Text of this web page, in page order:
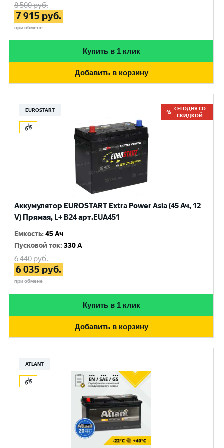
8 500руб.
7 915 руб.
при обмене
Купить в 1 клик
Добавить в корзину
EUROSTART
СЕГОДНЯ СО
СКИДКОЙ
Аккумулятор EUROSTART Extra Power Asia (45 Ач, 12
V) Прямая, L+ B24 арт.EUA451
Емкость:45 Ач
Пусковой ток:330 A
6 440руб.
6 035 руб.
при обмене
Купить в 1 клик
Добавить в корзину
ATLANT